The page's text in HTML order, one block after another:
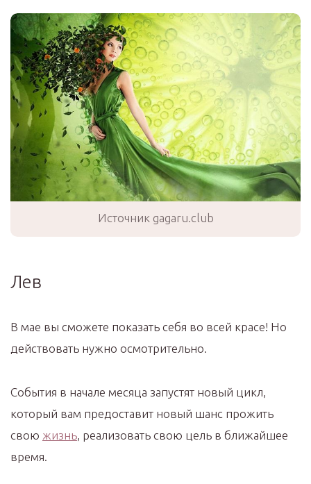
Источник gagaru.club
Лев
В мае вы сможете показать себя во всей красе! Но
действовать нужно осмотрительно.
События в начале месяца запустят новый цикл,
который вам предоставит новый шанс прожить
свою жизнь , реализовать свою цель в ближайшее
время.